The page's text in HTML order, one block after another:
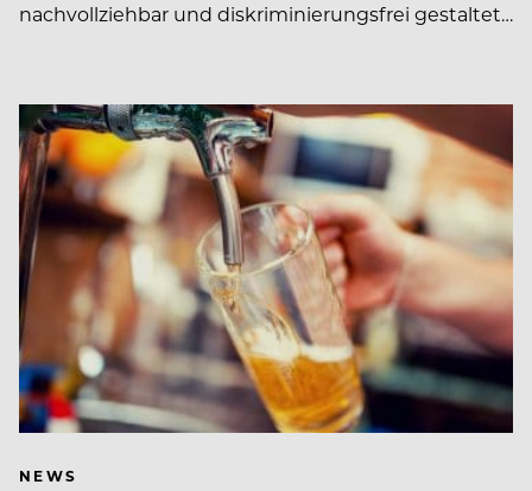
nachvollziehbar und diskriminierungsfrei gestaltet…
NEWS